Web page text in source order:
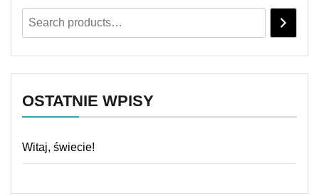
OSTATNIE WPISY
Witaj, świecie!